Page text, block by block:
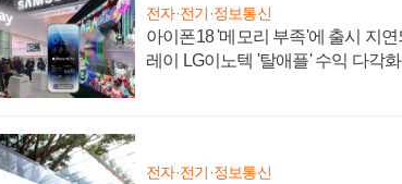
전자·전기·정보통신
아이폰18 '메모리 부족'에 출시 지
레이 LG이노텍 '탈애플' 수익 다각
전자·전기·정보통신